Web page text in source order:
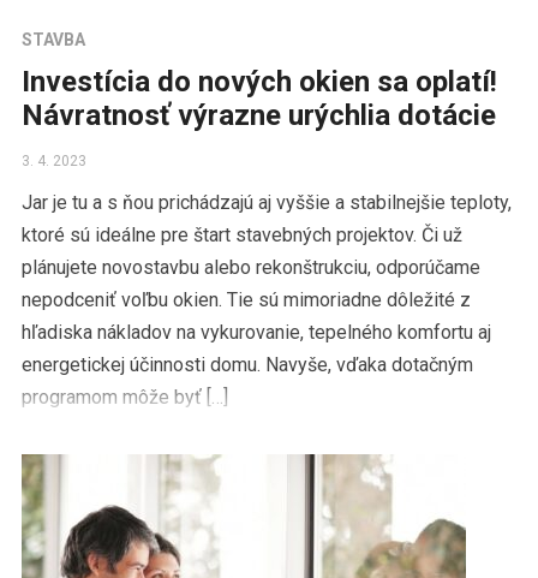
STAVBA
Investícia do nových okien sa oplatí!
Návratnosť výrazne urýchlia dotácie
3. 4. 2023
Jar je tu a s ňou prichádzajú aj vyššie a stabilnejšie teploty,
ktoré sú ideálne pre štart stavebných projektov. Či už
plánujete novostavbu alebo rekonštrukciu, odporúčame
nepodceniť voľbu okien. Tie sú mimoriadne dôležité z
hľadiska nákladov na vykurovanie, tepelného komfortu aj
energetickej účinnosti domu. Navyše, vďaka dotačným
programom môže byť […]